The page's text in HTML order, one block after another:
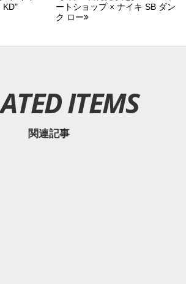
KD"
ートショップ × ナイキ SB ダン
ク ロー
ITEMS
関連記事